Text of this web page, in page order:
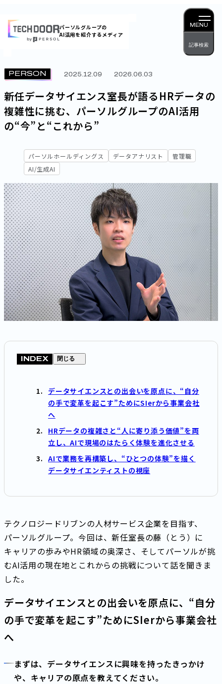
容
を
キッ
プ
パーソルグループの
AI活用を紹介するメディア
MENU
記事検索
PERSON 2025.12.09 2026.06.03
新任データサイエンス室長が語る――HRデータの
複雑性に挑む、パーソルグループのAI活用
の“今”と“これから”
パーソルホールディングス データアナリスト
管理職
AI/生成AI
INDEX 閉じる
データサイエンスとの出会いを原点に、“自分
の手で変革を起こす”ためにSIerから事業会社
へ
HRデータの複雑さと“人に寄り添う価値”を両
立し、AIで現場のはたらく体験を進化させる
AIで業務を再構築し、“ひとつの体験”を描く
データサイエンティストの視座
テクノロジードリブンの人材サービス企業を目指す、
パーソルグループ。今回は、新任室長の藤（とう）に
キャリアの歩みやHR領域の奥深さ、そしてパーソルが挑
むAI活用の現在地とこれからの挑戦について話を聞きま
した。
データサイエンスとの出会いを原点に、“自分
の手で変革を起こす”ためにSIerから事業会社
へ
まずは、データサイエンスに興味を持ったきっかけ
や、キャリアの原点を教えてください。